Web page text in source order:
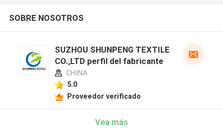
SOBRE NOSOTROS
SUZHOU SHUNPENG TEXTILE
CO.,LTD perfil del fabricante
CHINA
5.0
Proveedor verificado
Vea más